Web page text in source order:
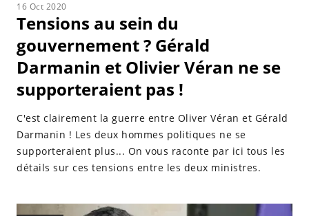
16 Oct 2020
Tensions au sein du
gouvernement ? Gérald
Darmanin et Olivier Véran ne se
supporteraient pas !
C'est clairement la guerre entre Oliver Véran et Gérald
Darmanin ! Les deux hommes politiques ne se
supporteraient plus... On vous raconte par ici tous les
détails sur ces tensions entre les deux ministres.